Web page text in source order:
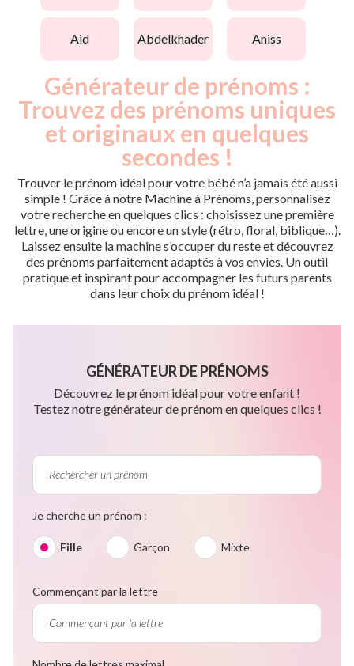
aid abdelkhader aniss
Générateur de prénoms :
Trouvez des prénoms uniques
et originaux en quelques
secondes !
Trouver le prénom idéal pour votre bébé n’a jamais été aussi
simple ! Grâce à notre Machine à Prénoms, personnalisez
votre recherche en quelques clics : choisissez une première
lettre, une origine ou encore un style (rétro, floral, biblique…).
Laissez ensuite la machine s’occuper du reste et découvrez
des prénoms parfaitement adaptés à vos envies. Un outil
pratique et inspirant pour accompagner les futurs parents
dans leur choix du prénom idéal !
GÉNÉRATEUR DE PRÉNOMS
Découvrez le prénom idéal pour votre enfant !
Testez notre générateur de prénom en quelques clics !
Je cherche un prénom :
Fille Garçon Mixte
Commençant par la lettre